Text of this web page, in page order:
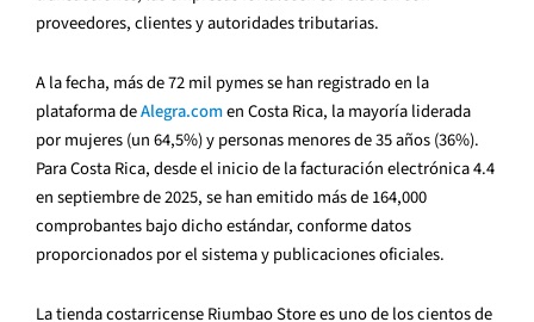
proveedores, clientes y autoridades tributarias.
A la fecha, más de 72 mil pymes se han registrado en la
plataforma deAlegra.comen Costa Rica, la mayoría liderada
por mujeres (un 64,5%) y personas menores de 35 años (36%).
Para Costa Rica, desde el inicio de la facturación electrónica 4.4
en septiembre de 2025, se han emitido más de 164,000
comprobantes bajo dicho estándar, conforme datos
proporcionados por el sistema y publicaciones oficiales.
La tienda costarricense Riumbao Store es uno de los cientos de